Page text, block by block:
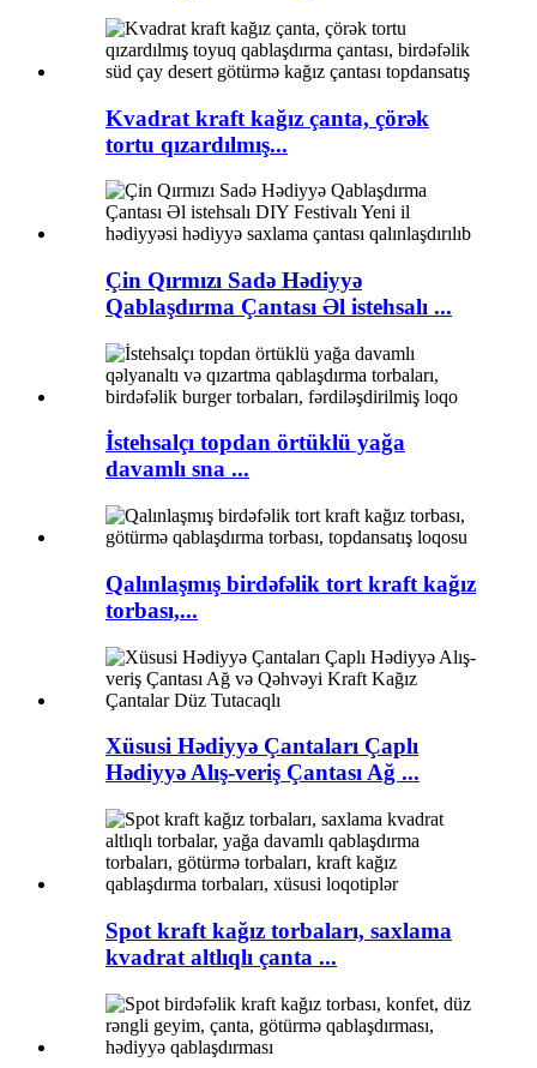
Kvadrat kraft kağız çanta, çörək
tortu qızardılmış...
Çin Qırmızı Sadə Hədiyyə
Qablaşdırma Çantası Əl istehsalı ...
İstehsalçı topdan örtüklü yağa
davamlı sna ...
Qalınlaşmış birdəfəlik tort kraft kağız
torbası,...
Xüsusi Hədiyyə Çantaları Çaplı
Hədiyyə Alış-veriş Çantası Ağ ...
Spot kraft kağız torbaları, saxlama
kvadrat altlıqlı çanta ...